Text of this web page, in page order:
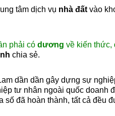
tâm dịch vụ nhà đất vào
phải códương về kiến thức,
chia sẻ.
dần dần gây dựng sự
tư nhân ngoài quốc doanh
đã hoàn thành, tất cả đều